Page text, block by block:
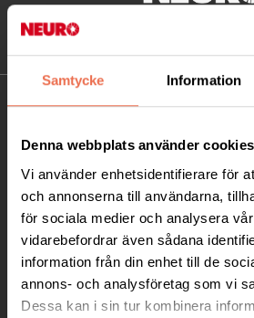
Samtycke Information
Denna webbplats använder cookies
Vi använder enhetsidentifierare för
och annonserna till användarna,
för sociala medier och analysera
vidarebefordrar även sådana
information från din enhet till de
annons- och analysföretag som vi
Dessa kan i sin tur kombinera
KONTAKT
Besöksadress:
Ågatan 12 C, 172 62 Sundbyberg
Telefon:08-677 70 10
Postadress:
Box 4086
171 04 Solna